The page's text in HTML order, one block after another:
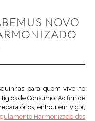
NOVO
para quem vive no
de Consumo. Ao fim de
entrou em vigor,
Harmonizado dos